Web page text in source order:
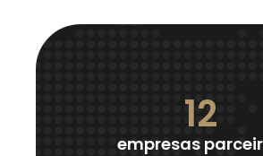
12
empresas